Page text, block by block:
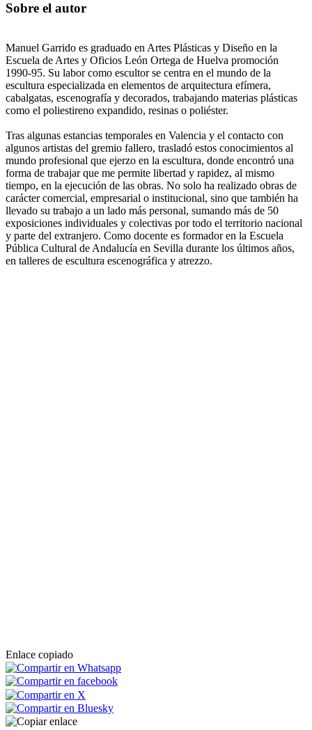
Sobre el autor
Manuel Garrido es graduado en Artes Plásticas y Diseño en la
Escuela de Artes y Oficios León Ortega de Huelva promoción
1990-95. Su labor como escultor se centra en el mundo de la
escultura especializada en elementos de arquitectura efímera,
cabalgatas, escenografía y decorados, trabajando materias plásticas
como el poliestireno expandido, resinas o poliéster.
Tras algunas estancias temporales en Valencia y el contacto con
algunos artistas del gremio fallero, trasladó estos conocimientos al
mundo profesional que ejerzo en la escultura, donde encontró una
forma de trabajar que me permite libertad y rapidez, al mismo
tiempo, en la ejecución de las obras. No solo ha realizado obras de
carácter comercial, empresarial o institucional, sino que también ha
llevado su trabajo a un lado más personal, sumando más de 50
exposiciones individuales y colectivas por todo el territorio nacional
y parte del extranjero. Como docente es formador en la Escuela
Pública Cultural de Andalucía en Sevilla durante los últimos años,
en talleres de escultura escenográfica y atrezzo.
Enlace copiado